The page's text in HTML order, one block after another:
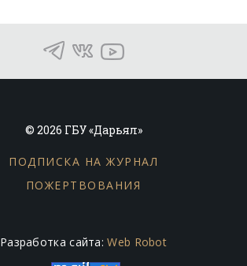
© 2026 ГБУ «Дарьял»
ПОДПИСКА НА ЖУРНАЛ
ПОЖЕРТВОВАНИЯ
Разработка сайта:Web Robot